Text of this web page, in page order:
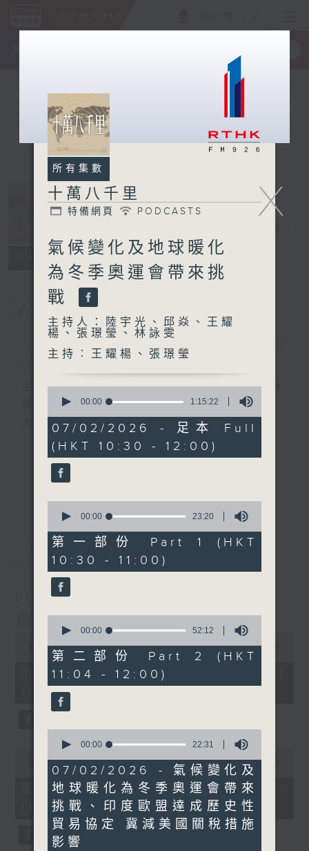
所有集數 特備網頁 PODCASTS
您喜歡這個節目嗎?
簡介 GIST
主持人：陸宇光、邱焱、王耀楊、張璟瑩、林
九十分鐘走遍世界，每週陪你漫遊《十萬八千里》。
最新 LATEST
01/08/2026
烏克蘭招兵遇大規模示威抗議
seconds
hour,
minutes,
00:00 1:15:17
01/08/2026 - 足本 Full (HKT
10:30 - 12:00)
seconds
minutes,
seconds
00:00 23:20
第一部份 Part 1 (HKT 10:30 -
11:00)
X
所有集數
十萬八千里
特備網頁 PODCASTS
氣候變化及地球暖化
為冬季奧運會帶來挑
戰
主持人：陸宇光、邱焱、王耀
楊、張璟瑩、林詠雯
主持︰王耀楊、張璟瑩
seconds
1
hour,
15
minutes,
22
seconds
00:00 1:15:22
07/02/2026 - 足本 Full
(HKT 10:30 - 12:00)
seconds
23
minutes,
20
seconds
00:00 23:20
第一部份 Part 1 (HKT
10:30 - 11:00)
seconds
52
minutes,
12
seconds
00:00 52:12
第二部份 Part 2 (HKT
11:04 - 12:00)
seconds
22
minutes,
31
seconds
00:00 22:31
07/02/2026 - 氣候變化及
地球暖化為冬季奧運會帶來
挑戰、印度歐盟達成歷史性
貿易協定 冀減美國關稅措施
影響